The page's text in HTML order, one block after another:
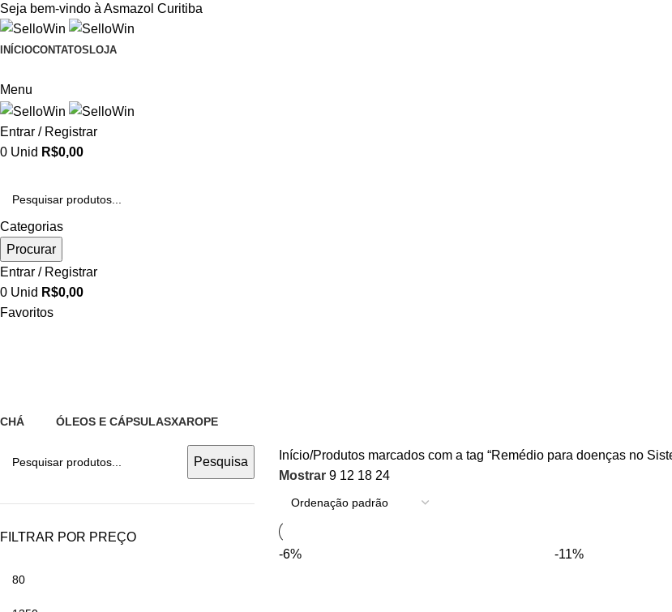
Seja bem-vindo à Asmazol Curitiba
INÍCIOCONTATOS LOJA
Menu
Entrar / Registrar
0 Unid R$0,00
Categorias
Procurar
Entrar / Registrar
0 Unid R$0,00
Favoritos
CHÁ
ÓLEOS E CÁPSULASXAROPE
Pesquisa
FILTRAR POR PREÇO
Início Produtos marcados com a tag “Remédio para doenças no
Mostrar 9 12 18 24
-6% -11%